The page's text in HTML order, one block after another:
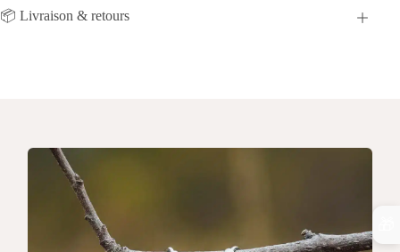
📦 Livraison & retours